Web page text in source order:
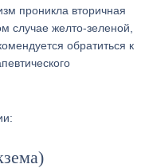
проникла вторичная
случае желто-зеленой,
обратиться к